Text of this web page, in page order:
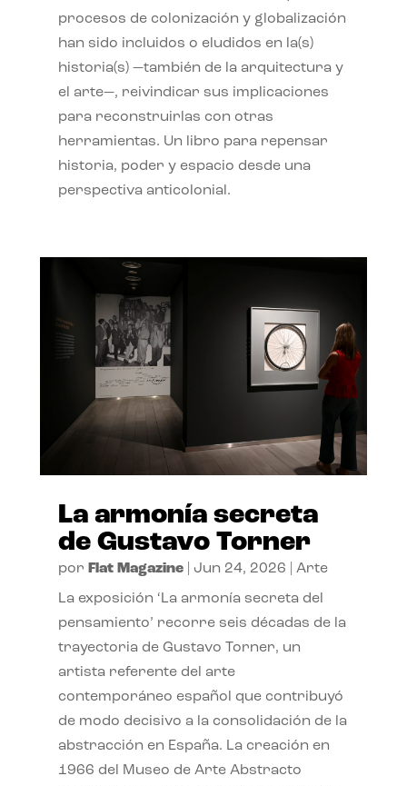
procesos de colonización y globalización
han sido incluidos o eludidos en la(s)
historia(s) —también de la arquitectura y
el arte—, reivindicar sus implicaciones
para reconstruirlas con otras
herramientas. Un libro para repensar
historia, poder y espacio desde una
perspectiva anticolonial.
La armonía secreta
de Gustavo Torner
por Flat Magazine| Jun 24, 2026 Arte
La exposición ‘La armonía secreta del
pensamiento’ recorre seis décadas de la
trayectoria de Gustavo Torner, un
artista referente del arte
contemporáneo español que contribuyó
de modo decisivo a la consolidación de la
abstracción en España. La creación en
1966 del Museo de Arte Abstracto